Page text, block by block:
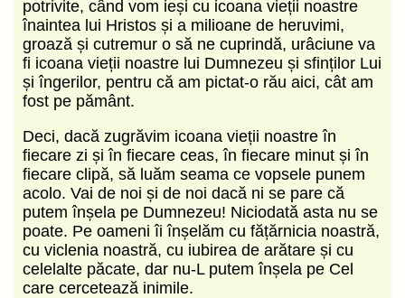
potrivite, când vom ieși cu icoana vieții noastre
înaintea lui Hristos și a milioane de heruvimi,
groază și cutremur o să ne cuprindă, urâciune va
fi icoana vieții noastre lui Dumnezeu și sfinților Lui
și îngerilor, pentru că am pictat-o rău aici, cât am
fost pe pământ.
Deci, dacă zugrăvim icoana vieții noastre în
fiecare zi și în fiecare ceas, în fiecare minut și în
fiecare clipă, să luăm seama ce vopsele punem
acolo. Vai de noi și de noi dacă ni se pare că
putem înșela pe Dumnezeu! Niciodată asta nu se
poate. Pe oameni îi înșelăm cu fățărnicia noastră,
cu viclenia noastră, cu iubirea de arătare și cu
celelalte păcate, dar nu-L putem înșela pe Cel
care cercetează inimile.